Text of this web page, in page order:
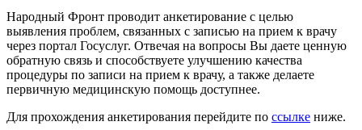
Народный Фронт проводит анкетирование с целью
выявления проблем, связанных с записью на прием к врачу
через портал Госуслуг. Отвечая на вопросы Вы даете ценную
обратную связь и способствуете улучшению качества
процедуры по записи на прием к врачу, а также делаете
первичную медицинскую помощь доступнее.
Для прохождения анкетирования перейдите по ссылке ниже.